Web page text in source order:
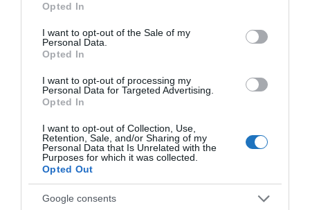
use your data for below specified purposes in below Google
consent section.
Opted In
I want to opt-out of the Sale of my
Personal Data.
Opted In
I want to opt-out of processing my
Personal Data for Targeted Advertising.
Opted In
I want to opt-out of Collection, Use,
Retention, Sale, and/or Sharing of my
Personal Data that Is Unrelated with the
Purposes for which it was collected.
Opted Out
Google consents
Kérem nap végén az aznapi friss cikkeket!